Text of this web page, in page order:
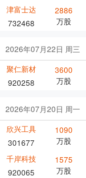
津富士达
732468
2886
万股
2026年07月22日 周三
聚仁新材
920258
3600
万股
2026年07月20日 周一
欣兴工具
301677
1090
万股
千岸科技
920065
1575
万股